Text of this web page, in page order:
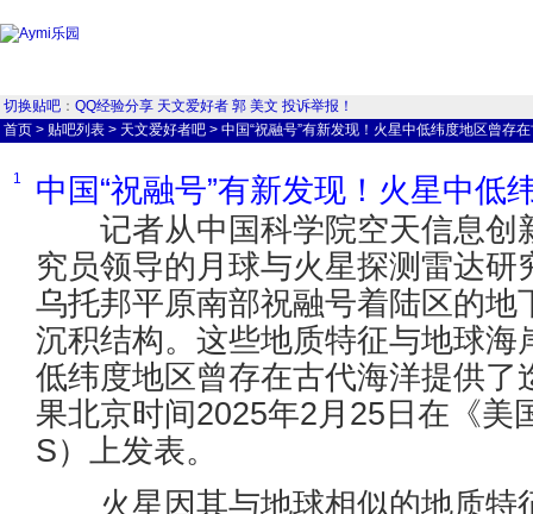
切换贴吧 ： QQ经验分享 天文爱好者 郭 美文 投诉举报！
首页 > 贴吧列表 > 天文爱好者吧 > 中国“祝融号”有新发现！火星中低纬度地区曾存
1
中国“祝融号”有新发现！火星中低
记者从中国科学院空天信息创
究员领导的月球与火星探测雷达
乌托邦平原南部祝融号着陆区的
沉积结构。这些地质特征与地球
低纬度地区曾存在古代海洋提供
果北京时间2025年2月25日在《美
S）上发表。
火星因其与地球相似的地质特